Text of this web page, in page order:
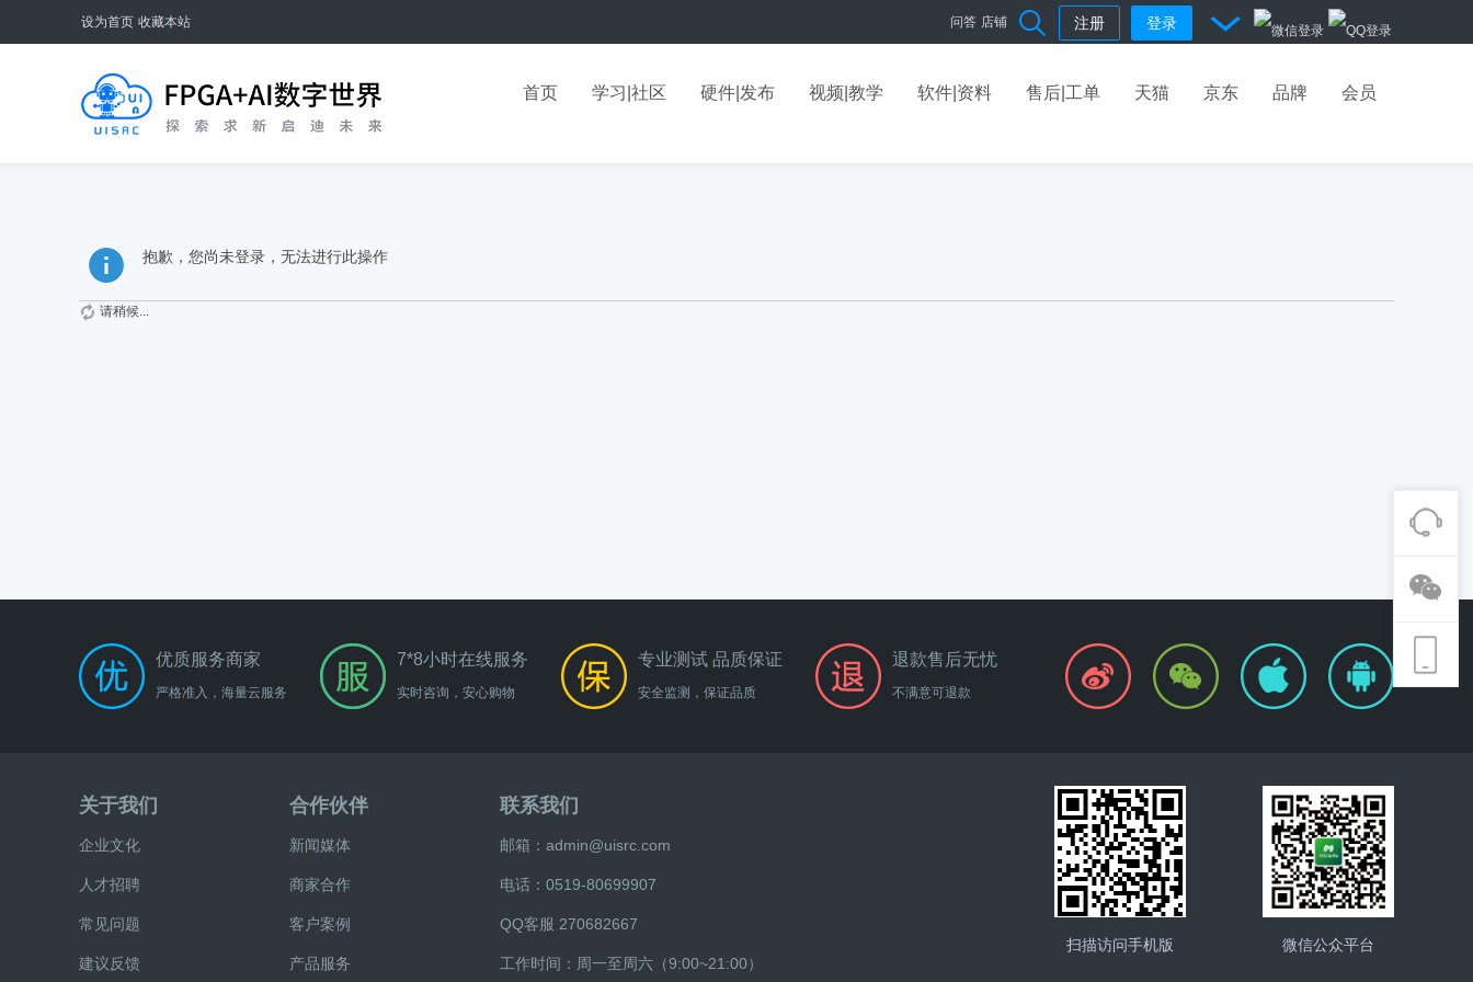
设为首页 收藏本站 问答 店铺 注册 登录
首页 学习|社区 硬件|发布 视频|教学 软件|资料 售后|工单 天猫 京东 品牌 会员
抱歉，您尚未登录，无法进行此操作
请稍候...
优质服务商家
严格准入，海量云服务
7*8小时在线服务
实时咨询，安心购物
专业测试 品质保证
安全监测，保证品质
退款售后无忧
不满意可退款
关于我们
企业文化
人才招聘
常见问题
建议反馈
合作伙伴
新闻媒体
商家合作
客户案例
产品服务
联系我们
邮箱：admin@uisrc.com
电话：0519-80699907
QQ客服 270682667
工作时间：周一至周六（9:00~21:00）
微信公众平台
扫描访问手机版